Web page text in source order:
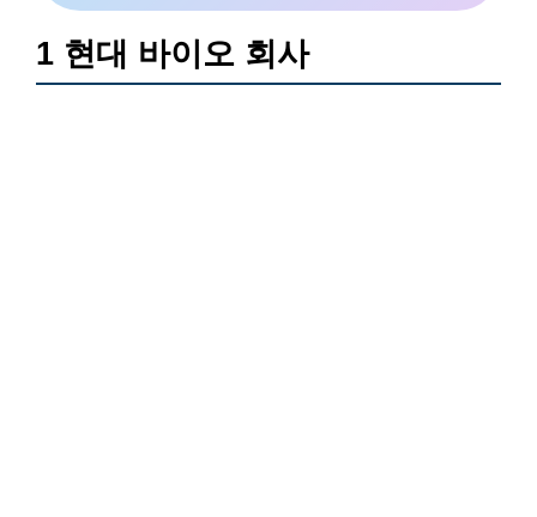
1 현대 바이오 회사